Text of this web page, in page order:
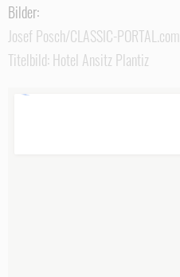
Bilder:
Josef Posch/CLASSIC-PORTAL.com
Titelbild: Hotel Ansitz Plantiz